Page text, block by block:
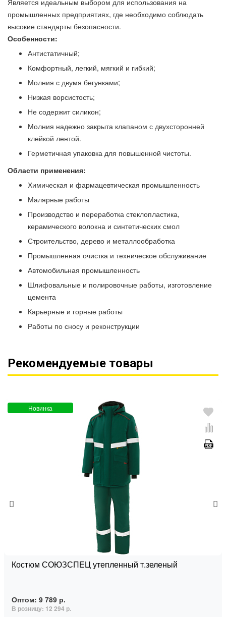
Является идеальным выбором для использования на
промышленных предприятиях, где необходимо соблюдать
высокие стандарты безопасности.
Особенности:
Антистатичный;
Комфортный, легкий, мягкий и гибкий;
Молния с двумя бегунками;
Низкая ворсистость;
Не содержит силикон;
Молния надежно закрыта клапаном с двухсторонней
клейкой лентой.
Герметичная упаковка для повышенной чистоты.
Области применения:
Химическая и фармацевтическая промышленность
Малярные работы
Производство и переработка стеклопластика,
керамического волокна и синтетических смол
Строительство, дерево и металлообработка
Промышленная очистка и техническое обслуживание
Автомобильная промышленность
Шлифовальные и полировочные работы, изготовление
цемента
Карьерные и горные работы
Работы по сносу и реконструкции
Рекомендуемые товары
Новинка
Костюм СОЮЗСПЕЦ утепленный т.зеленый
Оптом: 9 789 р.
В розницу: 12 294 р.